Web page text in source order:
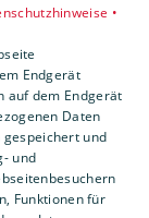
•
Endgerät
auf dem Endgerät
Daten
und
und
Funktionen für